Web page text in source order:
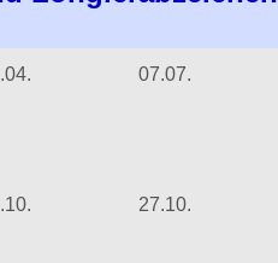
07.07.
27.10.